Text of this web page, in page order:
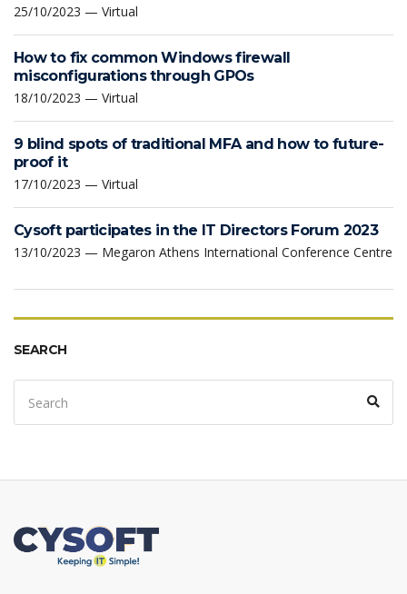
25/10/2023 — Virtual
How to fix common Windows firewall
misconfigurations through GPOs
18/10/2023 — Virtual
9 blind spots of traditional MFA and how to future-
proof it
17/10/2023 — Virtual
Cysoft participates in the IT Directors Forum 2023
13/10/2023 — Megaron Athens International Conference Centre
SEARCH
Search
for: